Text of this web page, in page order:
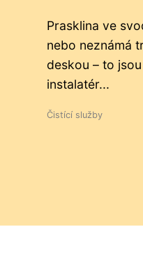
Prasklina ve
nebo neznámá
deskou – to
instalatér...
Čistící služby